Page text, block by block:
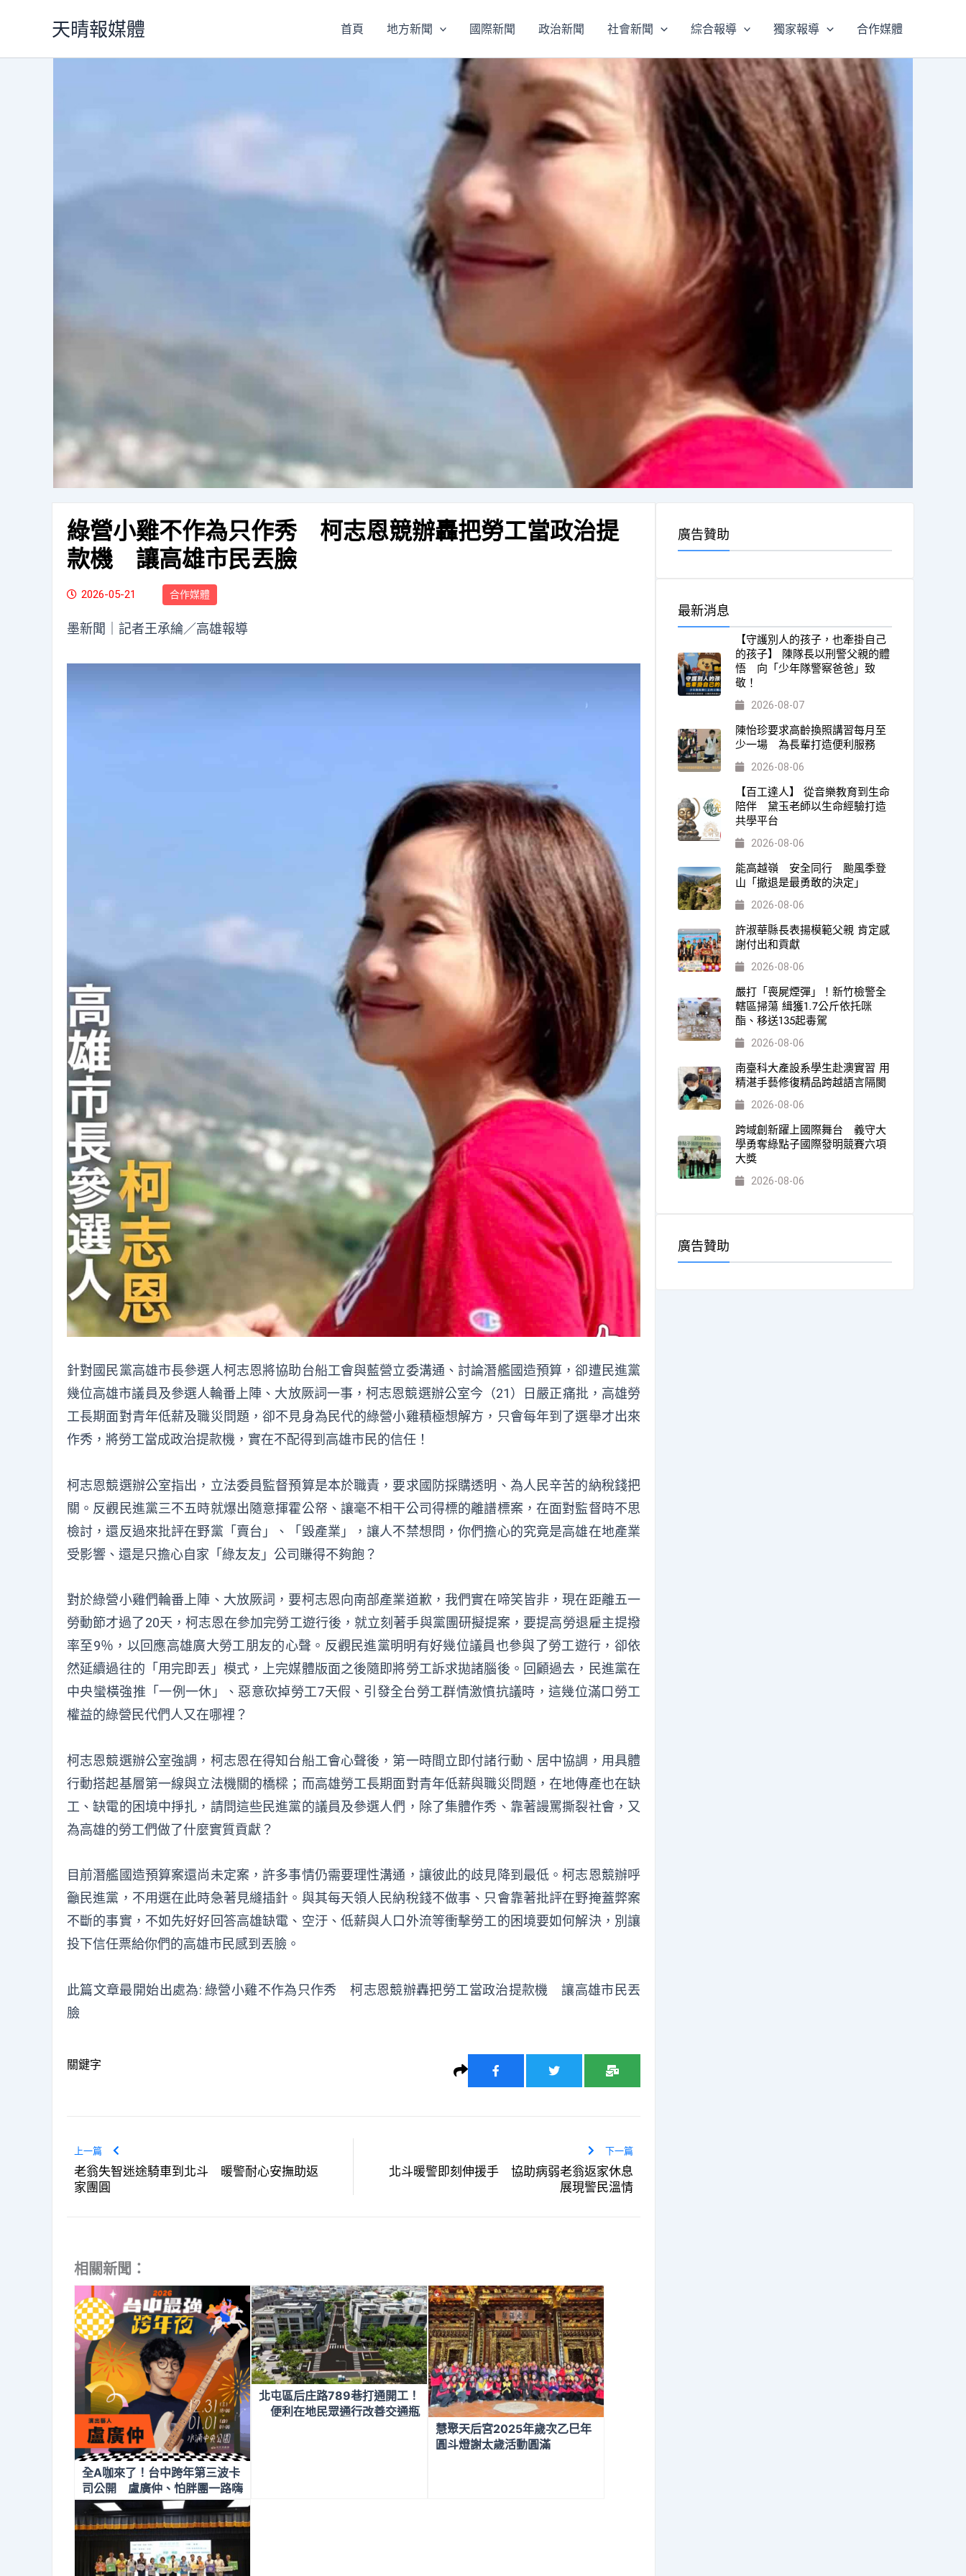
天晴報媒體 首頁 地方新聞 國際新聞 政治新聞 社會新聞 綜合報導 獨家報導 合作媒體
綠營小雞不作為只作秀 柯志恩競辦轟把勞工當政治提
款機 讓高雄市民丟臉
2026-05-21 合作媒體
墨新聞 ｜記者王承綸／高雄報導
針對國民黨高雄市長參選人柯志恩將協助台船工會與藍營立委溝通、討論潛艦國造預算，卻遭民進黨
幾位高雄市議員及參選人輪番上陣、大放厥詞一事，柯志恩競選辦公室今（21）日嚴正痛批，高雄勞
工長期面對青年低薪及職災問題，卻不見身為民代的綠營小雞積極想解方，只會每年到了選舉才出來
作秀，將勞工當成政治提款機，實在不配得到高雄市民的信任！
柯志恩競選辦公室指出，立法委員監督預算是本於職責，要求國防採購透明、為人民辛苦的納稅錢把
關。反觀民進黨三不五時就爆出隨意揮霍公帑、讓毫不相干公司得標的離譜標案，在面對監督時不思
檢討，還反過來批評在野黨「賣台」、「毀產業」，讓人不禁想問，你們擔心的究竟是高雄在地產業
受影響、還是只擔心自家「綠友友」公司賺得不夠飽？
對於綠營小雞們輪番上陣、大放厥詞，要柯志恩向南部產業道歉，我們實在啼笑皆非，現在距離五一
勞動節才過了20天，柯志恩在參加完勞工遊行後，就立刻著手與黨團研擬提案，要提高勞退雇主提撥
率至9％，以回應高雄廣大勞工朋友的心聲。反觀民進黨明明有好幾位議員也參與了勞工遊行，卻依
然延續過往的「用完即丟」模式，上完媒體版面之後隨即將勞工訴求拋諸腦後。回顧過去，民進黨在
中央蠻橫強推「一例一休」、惡意砍掉勞工7天假、引發全台勞工群情激憤抗議時，這幾位滿口勞工
權益的綠營民代們人又在哪裡？
柯志恩競選辦公室強調，柯志恩在得知台船工會心聲後，第一時間立即付諸行動、居中協調，用具體
行動搭起基層第一線與立法機關的橋樑；而高雄勞工長期面對青年低薪與職災問題，在地傳產也在缺
工、缺電的困境中掙扎，請問這些民進黨的議員及參選人們，除了集體作秀、靠著謾罵撕裂社會，又
為高雄的勞工們做了什麼實質貢獻？
目前潛艦國造預算案還尚未定案，許多事情仍需要理性溝通，讓彼此的歧見降到最低。柯志恩競辦呼
籲民進黨，不用選在此時急著見縫插針。與其每天領人民納稅錢不做事、只會靠著批評在野掩蓋弊案
不斷的事實，不如先好好回答高雄缺電、空汙、低薪與人口外流等衝擊勞工的困境要如何解決，別讓
投下信任票給你們的高雄市民感到丟臉。
此篇文章最開始出處為:綠營小雞不作為只作秀 柯志恩競辦轟把勞工當政治提款機 讓高雄市民丟
臉
關鍵字
上一篇
老翁失智迷途騎車到北斗 暖警耐心安撫助返
家團圓
下一篇
北斗暖警即刻伸援手 協助病弱老翁返家休息
展現警民溫情
相關新聞：
全A咖來了！台中跨年第三波卡
司公開 盧廣仲、怕胖團一路嗨
唱到凌晨1點
北屯區后庄路789巷打通開工！
便利在地民眾通行改善交通瓶
慧聚天后宮2025年歲次乙巳年
圓斗燈謝太歲活動圓滿
廣告贊助
最新消息
【守護別人的孩子，也牽掛自己
的孩子】 陳隊長以刑警父親的體
悟 向「少年隊警察爸爸」致
敬！
2026-08-07
陳怡珍要求高齡換照講習每月至
少一場 為長輩打造便利服務
2026-08-06
【百工達人】 從音樂教育到生命
陪伴 黛玉老師以生命經驗打造
共學平台
2026-08-06
能高越嶺 安全同行 颱風季登
山「撤退是最勇敢的決定」
2026-08-06
許淑華縣長表揚模範父親 肯定感
謝付出和貢獻
2026-08-06
嚴打「喪屍煙彈」！新竹檢警全
轄區掃蕩 緝獲1.7公斤依托咪
酯、移送135起毒駕
2026-08-06
南臺科大產設系學生赴澳實習 用
精湛手藝修復精品跨越語言隔閡
2026-08-06
跨域創新躍上國際舞台 義守大
學勇奪綠點子國際發明競賽六項
大獎
2026-08-06
廣告贊助